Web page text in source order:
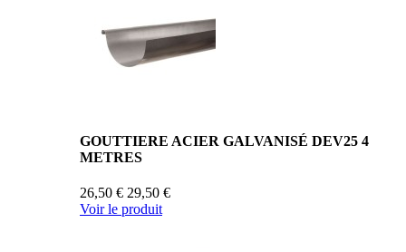
GOUTTIERE ACIER GALVANISÉ DEV25 4
METRES
26,50 € 29,50 €
Voir le produit